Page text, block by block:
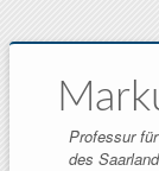
Professur
des